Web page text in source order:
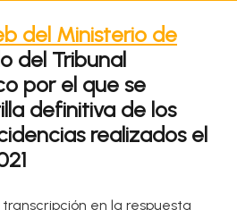
del Ministerio de
del Tribunal
por el que se
definitiva de los
realizados el
en la respuesta